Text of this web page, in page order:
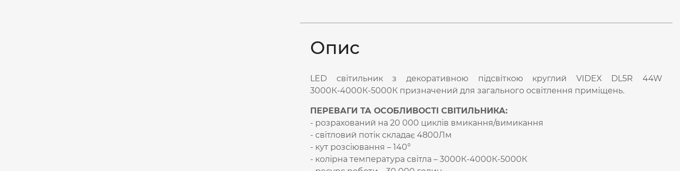
Опис
LED світильник з декоративною підсвіткою круглий VIDEX DL5R 44W
3000К-4000К-5000К призначений для загального освітлення приміщень.
ПЕРЕВАГИ ТА ОСОБЛИВОСТІ СВІТИЛЬНИКА:
- розрахований на 20 000 циклів вмикання/вимикання
- світловий потік складає 4800Лм
- кут розсіювання – 140°
- колірна температура світла – 3000К-4000К-5000К